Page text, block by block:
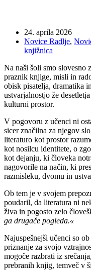
24. aprila 2026
Novice Radlje,
knjižnica
Na naši šoli smo slovesno
praznik knjige, misli in
obisk pisatelja, dramatika
ustvarjalnostjo že
kulturni prostor.
V pogovoru z učenci ni
sicer značilna za njegov
literaturo kot prostor
kot nosilcu identitete, o
kot dejanju, ki človeka
nagovorile na način, ki
razmisleku, dvomu in
Ob tem je v svojem
poudaril, da literatura ni
živa in pogosto zelo
ga drugače pogleda.«
Najuspešnejši učenci so
priznanje za svojo
mogoče razbrati iz
prebranih knjig, temveč v